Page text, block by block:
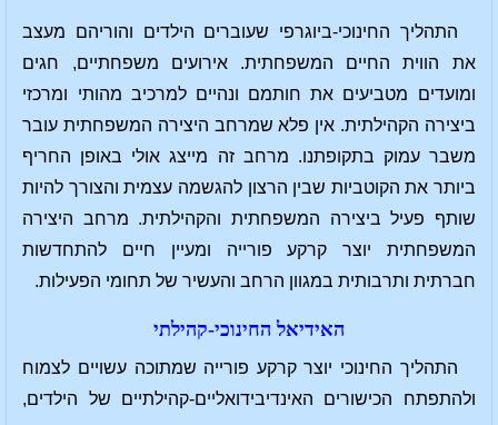
התהליך החינוכי-ביוגרפי שעוברים הילדים והוריהם מעצב
את הווית החיים המשפחתית. אירועים משפחתיים, חגים
ומועדים מטביעים את חותמם ונהיים למרכיב מהותי ומרכזי
ביצירה הקהילתית. אין פלא שמרחב היצירה המשפחתית עובר
משבר עמוק בתקופתנו. מרחב זה מייצג אולי באופן החריף
ביותר את הקוטביות שבין הרצון להגשמה עצמית והצורך להיות
שותף פעיל ביצירה המשפחתית והקהילתית. מרחב היצירה
המשפחתית יוצר קרקע פורייה ומעיין חיים להתחדשות
חברתית ותרבותית במגוון הרחב והעשיר של תחומי הפעילות.
האידיאל החינוכי-קהילתי
התהליך החינוכי יוצר קרקע פורייה שמתוכה עשויים לצמוח
ולהתפתח הכישורים האינדיבידואליים-קהילתיים של הילדים,